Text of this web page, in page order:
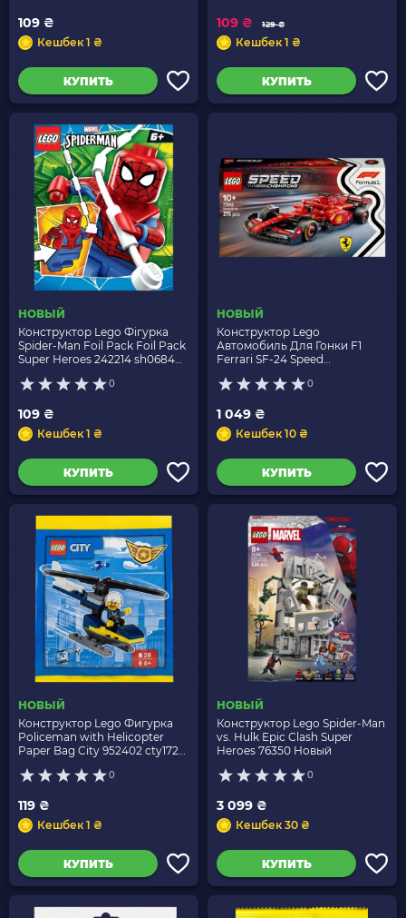
109 ₴
Кешбек 1 ₴
КУПИТЬ
129 ₴
109 ₴
Кешбек 1 ₴
КУПИТЬ
НОВЫЙ
Конструктор Lego Фігурка
Spider-Man Foil Pack Foil Pack
Super Heroes 242214 sh0684
0
109 ₴
Кешбек 1 ₴
КУПИТЬ
НОВЫЙ
Конструктор Lego
Автомобиль Для Гонки F1
Ferrari SF-24 Speed
0
1 049 ₴
Кешбек 10 ₴
КУПИТЬ
НОВЫЙ
Конструктор Lego Фигурка
Policeman with Helicopter
Paper Bag City 952402 cty1728
0
119 ₴
Кешбек 1 ₴
КУПИТЬ
НОВЫЙ
Конструктор Lego Spider-Man
vs. Hulk Epic Clash Super
Heroes 76350 Новый
0
3 099 ₴
Кешбек 30 ₴
КУПИТЬ